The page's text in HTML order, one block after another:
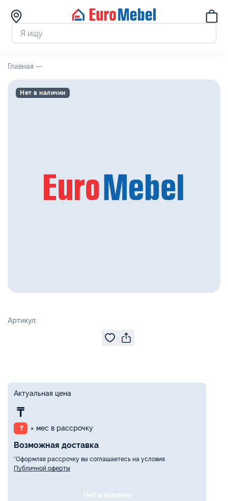
Главная —
Артикул:
Нет в наличии
Актуальная цена
₸
₸ × мес в рассрочку
Возможная доставка
*Оформляя рассрочку вы соглашаетесь на условия
Публичной оферты
Нет в наличии